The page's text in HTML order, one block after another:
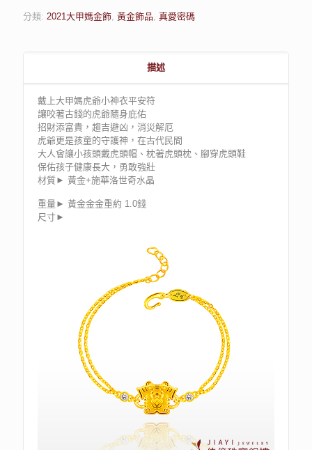
分類: 2021大甲媽金飾 黃金飾品 真愛密碼
描述
戴上大甲媽虎爺小神衣平安符
讓咬著古錢的虎爺隨身庇佑
招財添富貴，趨吉避凶，消災解厄
虎爺更是孩童的守護神，在古代民間
大人會讓小孩頭戴虎頭帽、枕著虎頭枕、腳穿虎頭鞋
保佑孩子健康長大，勇敢強壯
材質► 黃金+施華洛世奇水晶
重量► 黃金金金重約 1.0錢
尺寸►